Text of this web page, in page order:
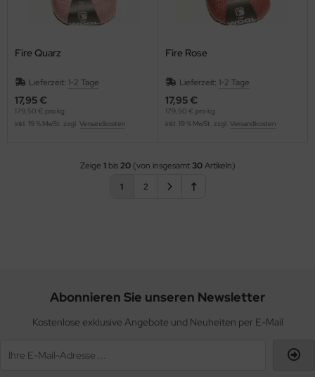
Fire Quarz
Lieferzeit: 1-2 Tage
17,95 €
179,50 € pro kg
inkl. 19 % MwSt. zzgl. Versandkosten
Fire Rose
Lieferzeit: 1-2 Tage
17,95 €
179,50 € pro kg
inkl. 19 % MwSt. zzgl. Versandkosten
Zeige 1bis20(von insgesamt 30Artikeln)
1
2
Abonnieren Sie unseren Newsletter
Kostenlose exklusive Angebote und Neuheiten per E-Mail